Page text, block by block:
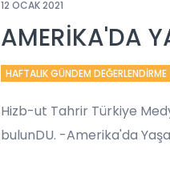
12 OCAK 2021
AMERİKA'DA
HAFTALIK GÜNDEM DEĞERLENDİRME
Hizb-ut Tahrir Türkiye
bulunDU. -Amerika'da